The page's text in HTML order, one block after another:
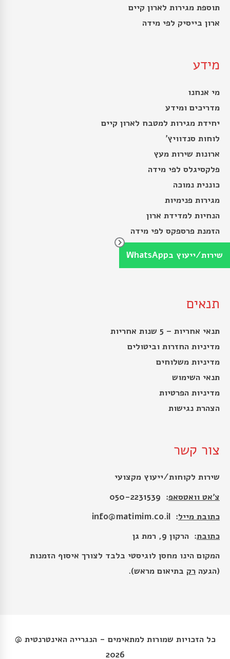
תוספת מגירות לארון קיים
ארון בייסיק לפי מידה
מידע
מי אנחנו
מדריכים ומידע
יחידת מגירות למטבח לארון קיים
לוחות סנדוויץ’
ארונות שירות מעץ
פלקסיגלס לפי מידה
כוננית נמוכה
מגירות פנימיות
הנחיות למדידת ארון
הזמנת פרספקס לפי מידה
פרספקס לשולחן לפי מידה
פוליקרבונט או פרספקס
תנאים
תנאי אחריות – 5 שנות אחריות
מדיניות החזרות וביטולים
מדיניות משלוחים
תנאי השימוש
מדיניות הפרטיות
הצהרת נגישות
צור קשר
שירות לקוחות/ייעוץ מקצועי
צ׳אט וואטסאפ: 050-2231539
כתובת מייל:
info@matimim.co.il
כתובת: הרקון 9, רמת גן
המקום הינו מחסן לוגיסטי בלבד לצורך איסוף הזמנות
(הגעה רק בתיאום מראש).
כל הזכויות שמורות למתאימים - הנגרייה האינטרנטית @
2026
שירות/ייעוץ בWhatsApp